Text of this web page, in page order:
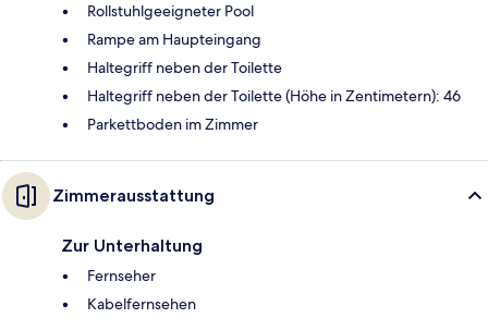
Rollstuhlgeeigneter Pool
Rampe am Haupteingang
Haltegriff neben der Toilette
Haltegriff neben der Toilette (Höhe in Zentimetern): 46
Parkettboden im Zimmer
Zimmerausstattung
Zur Unterhaltung
Fernseher
Kabelfernsehen